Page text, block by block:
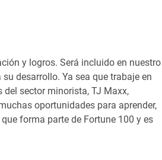
y logros. Será incluido en nuestro
desarrollo. Ya sea que trabaje en
sector minorista, TJ Maxx,
oportunidades para aprender,
forma parte de Fortune 100 y es